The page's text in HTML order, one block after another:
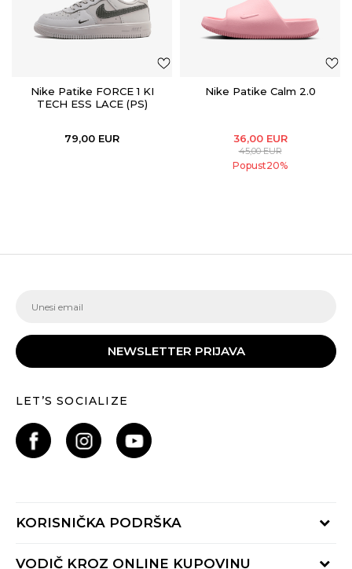
Nike Patike FORCE 1 KI
TECH ESS LACE (PS)
79,00 EUR
Nike Patike Calm 2.0
36,00 EUR
45,00EUR
Popust20%
NEWSLETTER PRIJAVA
LET’S SOCIALIZE
KORISNIČKA PODRŠKA
Provjeri status porudžbine
VODIČ KROZ ONLINE KUPOVINU